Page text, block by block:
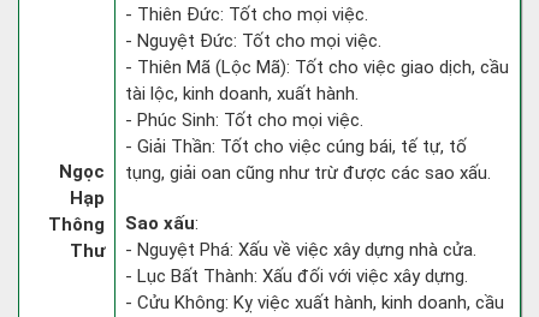
Ngọc
Hạp
Thông
Thư
- Thiên Đức: Tốt cho mọi việc.
- Nguyệt Đức: Tốt cho mọi việc.
- Thiên Mã (Lộc Mã): Tốt cho việc giao dịch, cầu
tài lộc, kinh doanh, xuất hành.
- Phúc Sinh: Tốt cho mọi việc.
- Giải Thần: Tốt cho việc cúng bái, tế tự, tố
tụng, giải oan cũng như trừ được các sao xấu.
Sao xấu:
- Nguyệt Phá: Xấu về việc xây dựng nhà cửa.
- Lục Bất Thành: Xấu đối với việc xây dựng.
- Cửu Không: Kỵ việc xuất hành, kinh doanh, cầu